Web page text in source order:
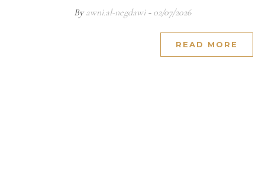
02/07/2026
- By
awni.al-negdawi
READ MORE